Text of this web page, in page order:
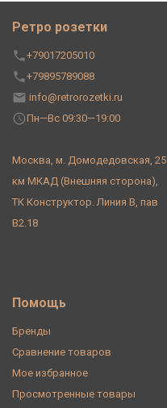
Ретро розетки
+79017205010
+79895789088
info@retrorozetki.ru
Пн—Вс 09:30—19:00
Москва, м. Домодедовская, 25
км МКАД (Внешняя сторона),
ТК Конструктор. Линия В, пав
В2.18
Помощь
Бренды
Сравнение товаров
Мое избранное
Просмотренные товары